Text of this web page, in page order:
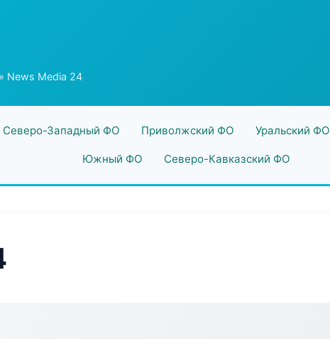
» News Media 24
Северо-Западный ФО Приволжский ФО Уральский ФО
Южный ФО Северо-Кавказский ФО